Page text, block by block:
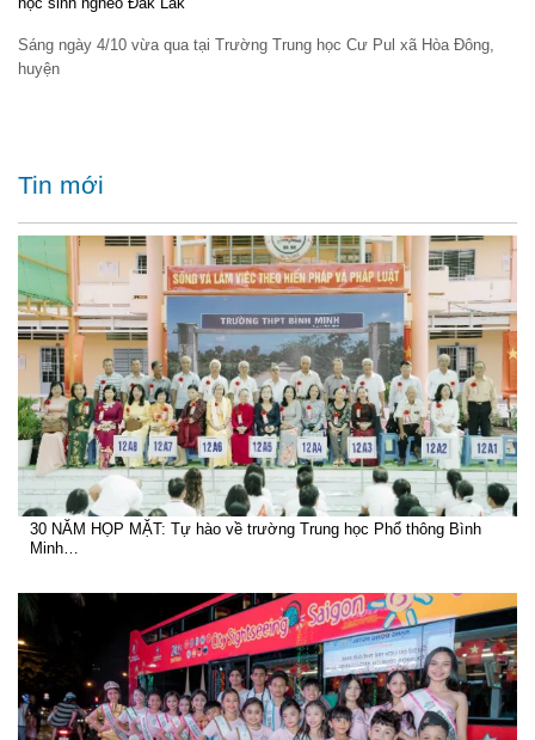
Sáng ngày 4/10 vừa qua tại Trường Trung học Cư Pul xã Hòa Đông,
huyện
Tin mới
30 NĂM HỌP MẶT: Tự hào về trường Trung học Phổ thông Bình
Minh…